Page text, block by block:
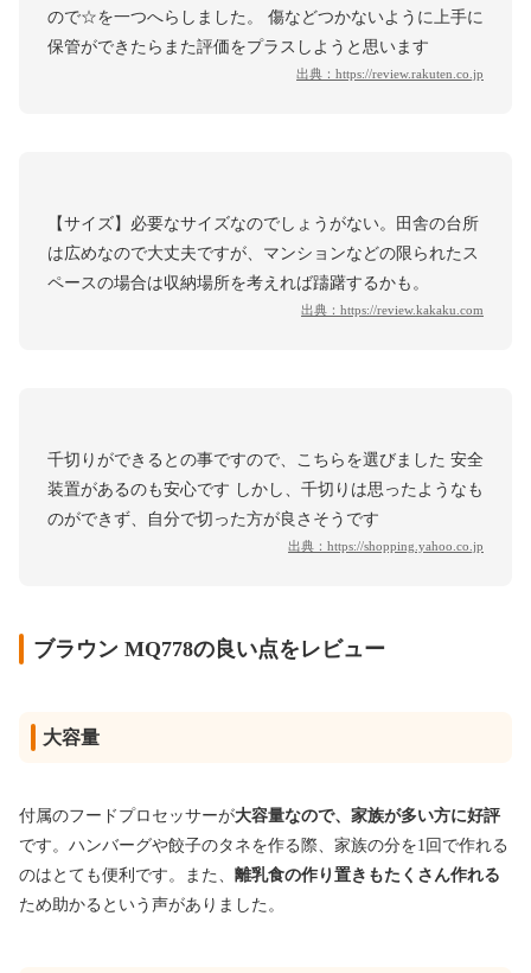
ので☆を一つへらしました。 傷などつかないように上手に
保管ができたらまた評価をプラスしようと思います
出典： https://review.rakuten.co.jp
【サイズ】必要なサイズなのでしょうがない。田舎の台所
は広めなので大丈夫ですが、マンションなどの限られたス
ペースの場合は収納場所を考えれば躊躇するかも。
出典： https://review.kakaku.com
千切りができるとの事ですので、こちらを選びました 安全
装置があるのも安心です しかし、千切りは思ったようなも
のができず、自分で切った方が良さそうです
出典： https://shopping.yahoo.co.jp
ブラウン MQ778の良い点をレビュー
大容量
付属のフードプロセッサーが大容量なので、家族が多い方に好評
です。ハンバーグや餃子のタネを作る際、家族の分を1回で作れる
のはとても便利です。また、 離乳食の作り置きもたくさん作れる
ため助かるという声がありました。